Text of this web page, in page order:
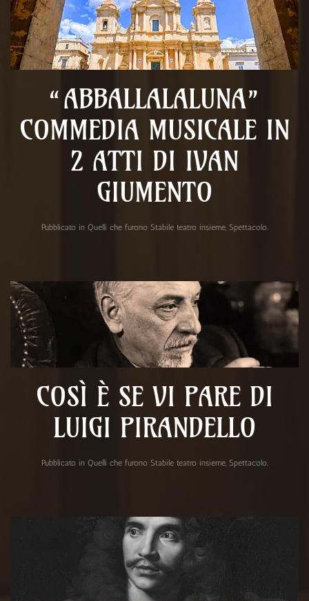
“ABBALLALALUNA”
COMMEDIA MUSICALE IN
2 ATTI DI IVAN
GIUMENTO
Pubblicato in Quelli che furono Stabile teatro insieme, Spettacolo.
COSÌ È SE VI PARE DI
LUIGI PIRANDELLO
Pubblicato in Quelli che furono Stabile teatro insieme, Spettacolo.